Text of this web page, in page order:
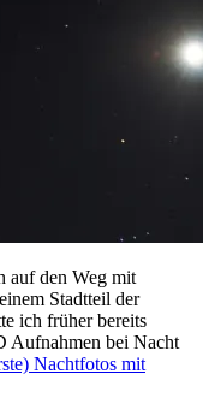
auf den Weg mit
Stadtteil der
ich früher bereits
Aufnahmen bei Nacht
Nachtfotos mit